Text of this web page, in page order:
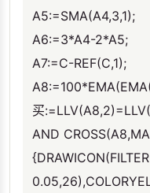
A5:=SMA(A4,3,1);
A6:=3*A4-2*A5;
A7:=C-REF(C,1);
买
AND